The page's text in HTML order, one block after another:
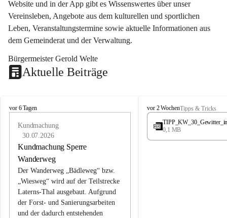
Website und in der App gibt es Wissenswertes über unser
Vereinsleben, Angebote aus dem kulturellen und sportlichen
Leben, Veranstaltungstermine sowie aktuelle Informationen aus
dem Gemeinderat und der Verwaltung.
Bürgermeister Gerold Welte
Aktuelle Beiträge
L
vor 6 Tagen
Kundmachung
30.07.2026
Kundmachung Sperre
Wanderweg
Der Wanderweg „Bädleweg“ bzw.
„Wiesweg“ wird auf der Teilstrecke
Laterns-Thal ausgebaut. Aufgrund
der Forst- und Sanierungsarbeiten
und der dadurch entstehenden
L
a
e
vor 2 WochenTipps & Tricks
0,1 MB